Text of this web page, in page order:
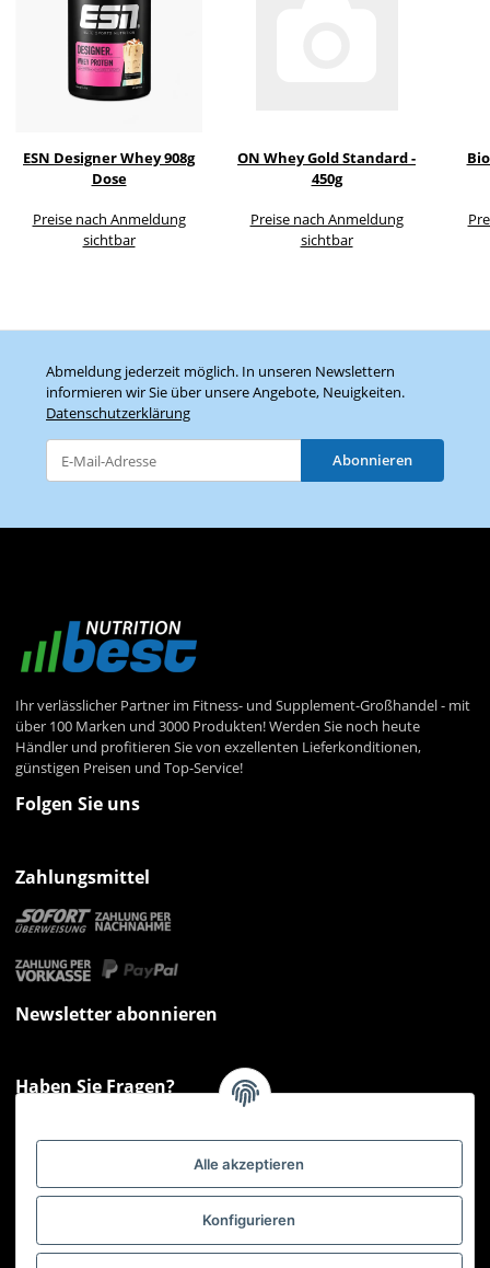
Alle akzeptieren
Konfigurieren
ESN Designer Whey 908g
Dose
Preise nach Anmeldung
sichtbar
ON Whey Gold Standard -
450g
Preise nach Anmeldung
sichtbar
Abmeldung jederzeit möglich. In unseren Newslettern
informieren wir Sie über unsere Angebote, Neuigkeiten.
Datenschutzerklärung
Abonnieren
Ihr verlässlicher Partner im Fitness- und Supplement-Großhandel - mit
über 100 Marken und 3000 Produkten! Werden Sie noch heute
Händler und profitieren Sie von exzellenten Lieferkonditionen,
günstigen Preisen und Top-Service!
Folgen Sie uns
Zahlungsmittel
Newsletter abonnieren
Haben Sie Fragen?
Montag - Freitag: 09:00 - 17:00 Uhr
Hotline 📞